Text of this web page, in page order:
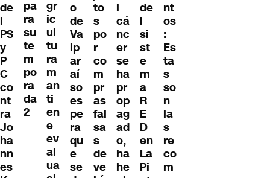
de
l
PS
y
P
C
co
nt
ra
Jo
ha
nn
es
pa
ra
su
te
m
po
ra
da
2
gr
ic
ul
tu
ra
m
an
ti
en
e
ev
al
ua
o
de
Va
lp
ar
aí
so
es
pe
ra
qu
e
se
to
s
po
r
co
m
pr
as
fal
sa
s
de
ve
l
cá
nc
er
se
ha
pr
op
ag
ad
o,
ha
he
de
l
si
st
e
m
a
R
E
D
en
La
Pi
nt
os
:
Es
ta
s
so
n
la
s
re
co
m